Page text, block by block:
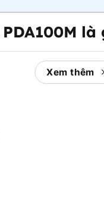
là
Koki), sử dụng
loại và đánh bóng
và phân khúc
cơ, tạo ra góc làm
Xem thêm